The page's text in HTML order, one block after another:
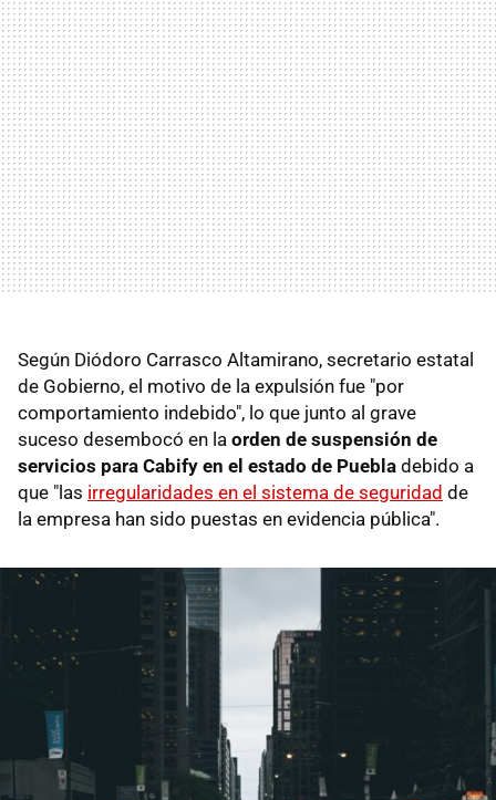
Según Diódoro Carrasco Altamirano, secretario estatal
de Gobierno, el motivo de la expulsión fue "por
comportamiento indebido", lo que junto al grave
suceso desembocó en la orden de suspensión de
servicios para Cabify en el estado de Puebla debido a
que "las irregularidades en el sistema de seguridad de
la empresa han sido puestas en evidencia pública".